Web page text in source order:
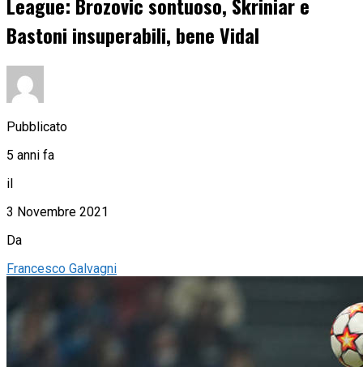
Bastoni insuperabili, bene Vidal
Pubblicato
5 anni fa
il
3 Novembre 2021
Da
Francesco Galvagni